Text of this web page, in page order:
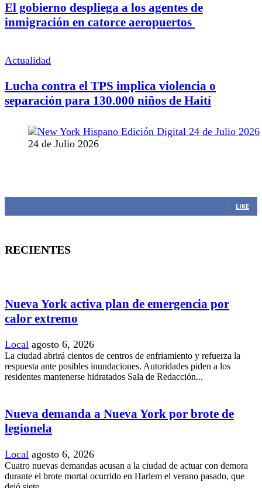
El gobierno despliega a los agentes de
inmigración en catorce aeropuertos
Actualidad
Lucha contra el TPS implica violencia o
separación para 130.000 niños de Haití
24 de Julio 2026
LIKE
RECIENTES
Nueva York activa plan de emergencia por
calor extremo
Local agosto 6, 2026
La ciudad abrirá cientos de centros de enfriamiento y refuerza la
respuesta ante posibles inundaciones. Autoridades piden a los
residentes mantenerse hidratados Sala de Redacción...
Nueva demanda a Nueva York por brote de
legionela
Local agosto 6, 2026
Cuatro nuevas demandas acusan a la ciudad de actuar con demora
durante el brote mortal ocurrido en Harlem el verano pasado, que